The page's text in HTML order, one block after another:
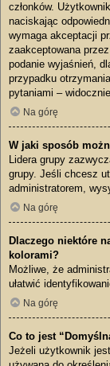
członków.
naciskając
wymaga akceptacji
zaakceptowana
podanie wyjaśnień,
przypadku
pytaniami –
Na górę
W jaki sposób
Lidera grupy
grupy. Jeśli chcesz
administratorem,
Na górę
Dlaczego niektóre
kolorami?
Możliwe, że
ułatwić
Na górę
Co to jest
Jeżeli użytkownik